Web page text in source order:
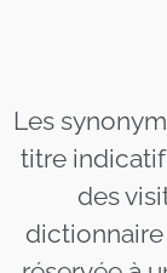
Les
titre
des